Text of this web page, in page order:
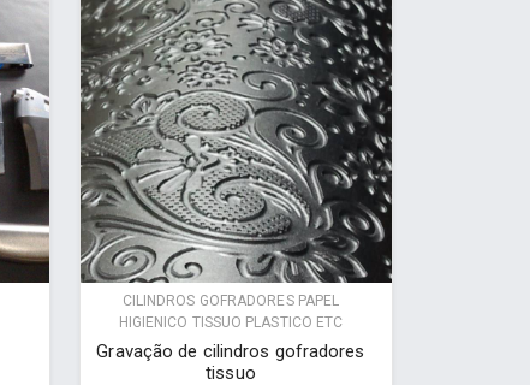
CILINDROS GOFRADORES PAPEL
HIGIENICO TISSUO PLASTICO ETC
Gravação de cilindros gofradores
tissuo